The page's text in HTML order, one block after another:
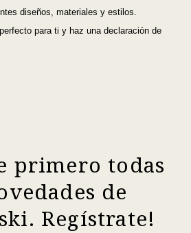
diseños, materiales y estilos.
para ti y haz una declaración de
primero todas
de
Regístrate!